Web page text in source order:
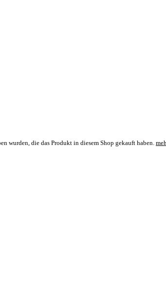
wurden, die das Produkt in diesem Shop gekauft haben.